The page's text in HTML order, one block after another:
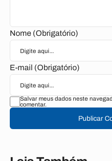
Nome (Obrigatório)
E-mail (Obrigatório)
Salvar meus dados neste
comentar.
Publicar